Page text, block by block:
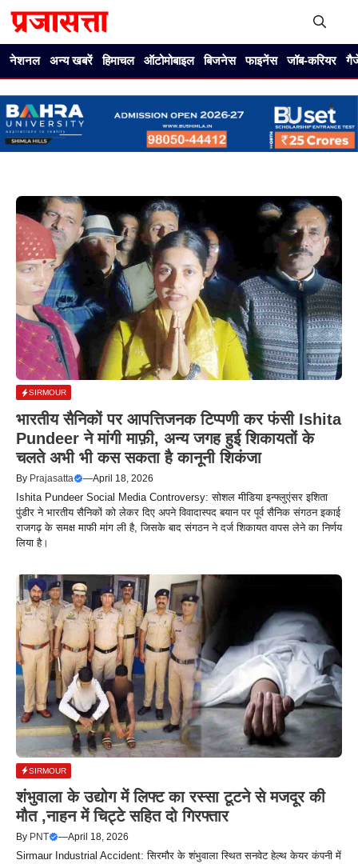
नेशनल अन्य खबरें हिमाचल ऑटोमोबाइल बिजनेस फाइनेंस जॉब-करियर
SIRMOUR
भारतीय सैनिकों पर आपत्तिजनक टिप्पणी कर फंसी Ishita
Pundeer ने मांगी माफ़ी, अन्य जगह हुई शिकायतों के
चलते अभी भी कस सकता है कानूनी शिकंजा
By Prajasatta —April 18, 2026
Ishita Pundeer Social Media Controversy: सोशल मीडिया इन्फ्लुएंसर इशिता
पुंडीर ने भारतीय सैनिकों को लेकर दिए अपने विवादास्पद बयान पर पूर्व सैनिक संगठन इकाई
राजगढ़ के समक्ष माफी मांग ली है, जिसके बाद संगठन ने दर्ज शिकायत वापस लेने का निर्णय
लिया है।
SIRMOUR
शंभुवाला के उद्योग में लिफ्ट का रस्सा टूटने से मजदूर की
मौत ,नाहन में चिट्टे सहित दो गिरफ्तार
By PNT —April 18, 2026
Sirmaur Industrial Accident: सिरमौर के शंभुवाला स्थित सनवेट हेल्थ केयर कंपनी में